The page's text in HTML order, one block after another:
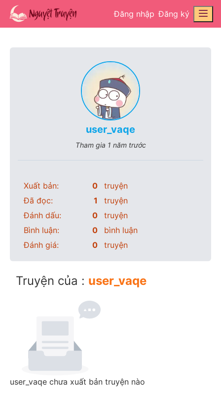
Đăng nhập Đăng ký
user_vaqe
Tham gia 1 năm trước
Xuất bản: 0
truyện
Đã đọc:
1
truyện
Đánh dấu:
0
truyện
Bình luận:
0
bình luận
Đánh giá:
0 truyện
Truyện của : user_vaqe
user_vaqe chưa xuất bản truyện nào